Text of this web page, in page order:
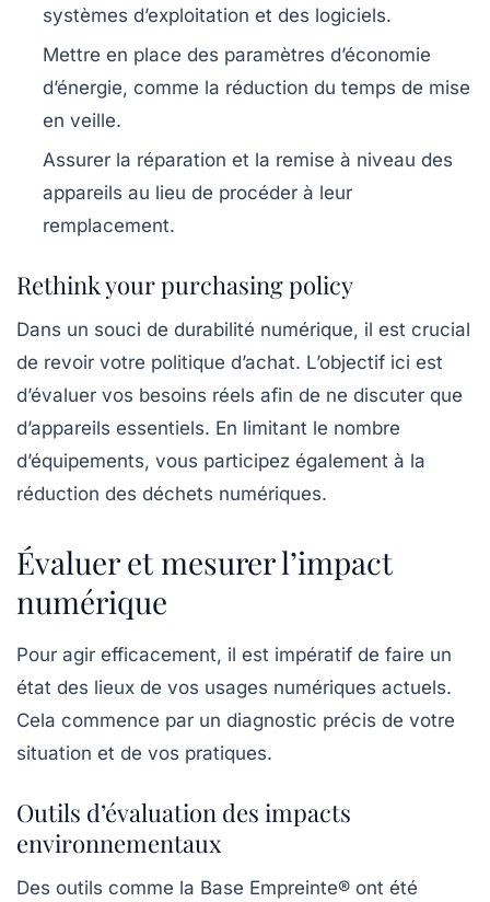
systèmes d’exploitation et des logiciels.
Mettre en place des paramètres d’économie
d’énergie, comme la réduction du temps de mise
en veille.
Assurer la réparation et la remise à niveau des
appareils au lieu de procéder à leur
remplacement.
Rethink your purchasing policy
Dans un souci de durabilité numérique, il est crucial
de revoir votre politique d’achat. L’objectif ici est
d’évaluer vos besoins réels afin de ne discuter que
d’appareils essentiels. En limitant le nombre
d’équipements, vous participez également à la
réduction des déchets numériques.
Évaluer et mesurer l’impact
numérique
Pour agir efficacement, il est impératif de faire un
état des lieux de vos usages numériques actuels.
Cela commence par un diagnostic précis de votre
situation et de vos pratiques.
Outils d’évaluation des impacts
environnementaux
Des outils comme la Base Empreinte® ont été